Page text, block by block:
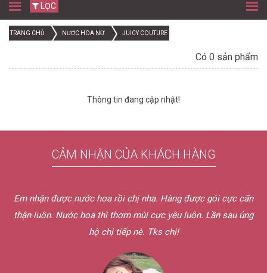
LỌC
TRANG CHỦ NƯỚC HOA NỮ JUICY COUTURE
Có 0 sản phẩm
Thông tin đang cập nhật!
CẢM NHẬN CỦA KHÁCH HÀNG
Em nhận được nước hoa rồi chị nha. Hàng được gói cực cẩn
thận luôn. Nước hoa thì thơm mùi cực yêu luôn. Lần sau ủng
hộ chị tiếp nè. Tks chị!